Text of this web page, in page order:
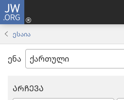
JW.ORG
ესაია
ენა
ᲐᲠᲩᲔᲕᲐ